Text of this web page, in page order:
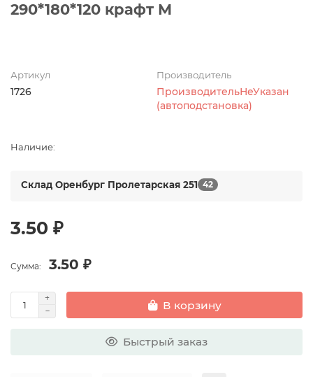
290*180*120 крафт М
Артикул
1726
Производитель
ПроизводительНеУказан
(автоподстановка)
Наличие:
Склад Оренбург Пролетарская 251 42
3.50 ₽
Сумма: 3.50 ₽
В корзину
Быстрый заказ